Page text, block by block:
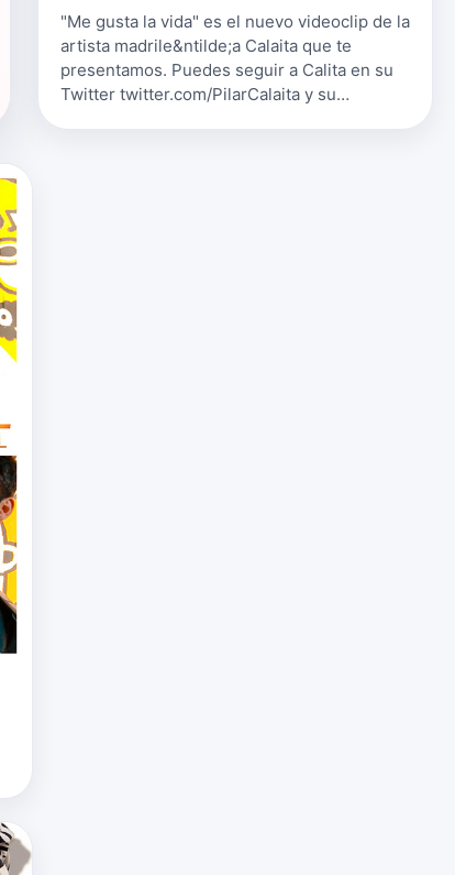
"Me gusta la vida" es el nuevo videoclip de la
artista madrile&ntilde;a Calaita que te
presentamos. Puedes seguir a Calita en su
Twitter twitter.com/PilarCalaita y su